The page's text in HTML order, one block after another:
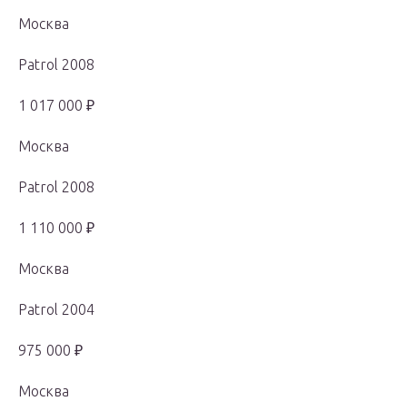
Москва
Patrol 2008
1 017 000 ₽
Москва
Patrol 2008
1 110 000 ₽
Москва
Patrol 2004
975 000 ₽
Москва